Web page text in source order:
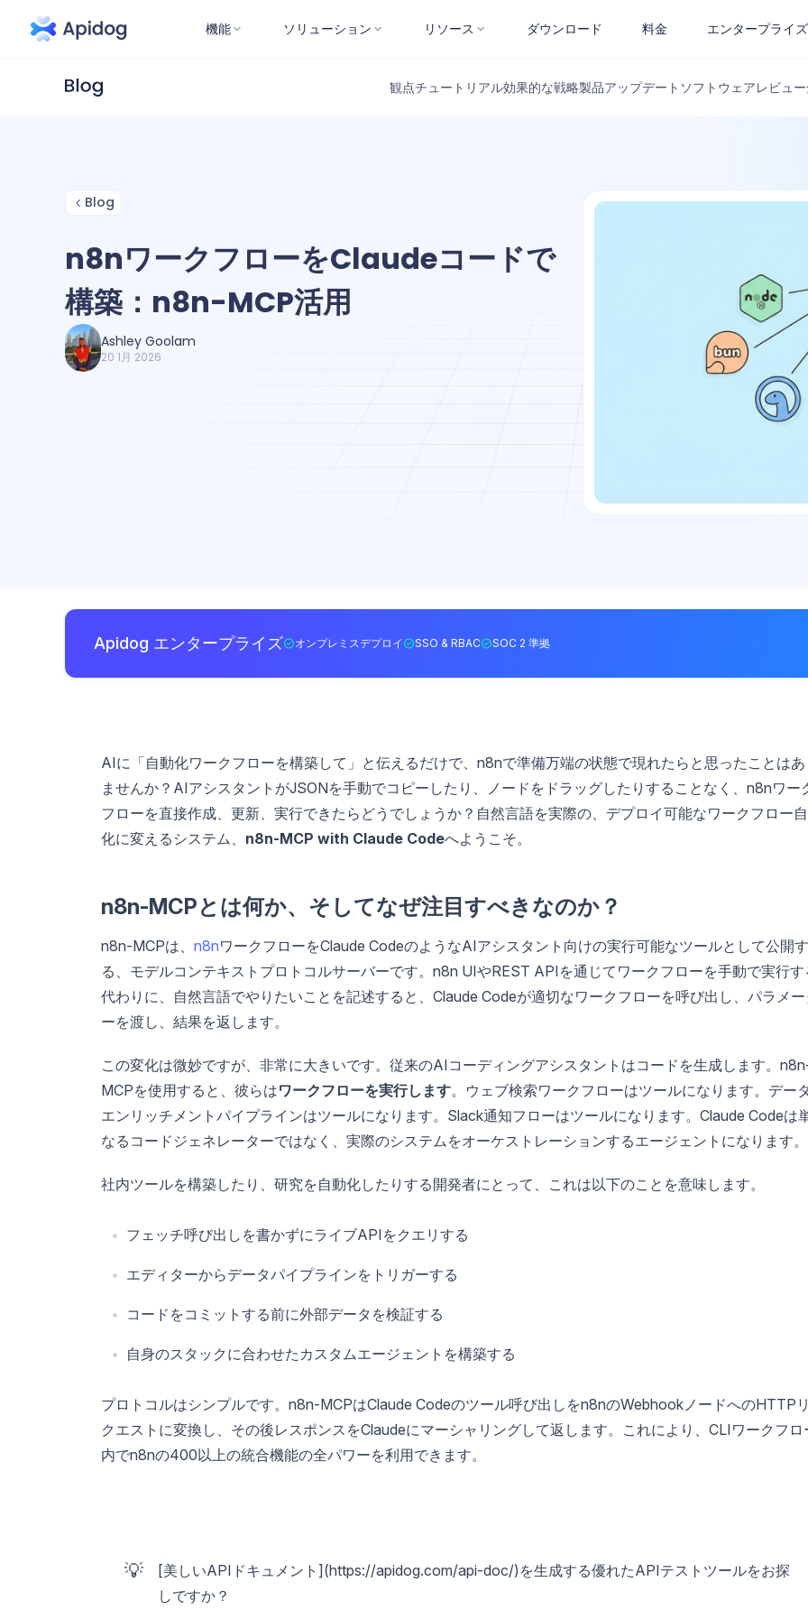
機能 ソリューション リソース ダウンロード 料金 エンタープライズ
観点チュートリアル効果的な戦略製品アップデート ソフトウェアレビュー
Blog
n8nワークフローをClaudeコードで
構築：n8n-MCP活用
Ashley Goolam
20 1月 2026
Apidog エンタープライズ オンプレミスデプロイ SSO & RBAC SOC 2 準拠
AIに「自動化ワークフローを構築して」と伝えるだけで、n8nで準備万端の状態で現れたらと思ったことは
ませんか？AIアシスタントがJSONを手動でコピーしたり、ノードをドラッグしたりすることなく、n8nワー
フローを直接作成、更新、実行できたらどうでしょうか？自然言語を実際の、デプロイ可能なワークフロー
化に変えるシステム、 n8n-MCP with Claude Codeへようこそ。
n8n-MCPとは何か、そしてなぜ注目すべきなのか？
n8n-MCPは、 n8nワークフローをClaude CodeのようなAIアシスタント向けの実行可能なツールとして公開す
る、モデルコンテキストプロトコルサーバーです。n8n UIやREST APIを通じてワークフローを手動で実行す
代わりに、自然言語でやりたいことを記述すると、Claude Codeが適切なワークフローを呼び出し、パラメ
ーを渡し、結果を返します。
この変化は微妙ですが、非常に大きいです。従来のAIコーディングアシスタントはコードを生成します。
MCPを使用すると、彼らはワークフローを実行します。ウェブ検索ワークフローはツールになります。デー
エンリッチメントパイプラインはツールになります。Slack通知フローはツールになります。Claude Codeは
なるコードジェネレーターではなく、実際のシステムをオーケストレーションするエージェントになります。
社内ツールを構築したり、研究を自動化したりする開発者にとって、これは以下のことを意味します。
フェッチ呼び出しを書かずにライブAPIをクエリする
エディターからデータパイプラインをトリガーする
コードをコミットする前に外部データを検証する
自身のスタックに合わせたカスタムエージェントを構築する
プロトコルはシンプルです。n8n-MCPはClaude Codeのツール呼び出しをn8nのWebhookノードへのHTTP
クエストに変換し、その後レスポンスをClaudeにマーシャリングして返します。これにより、CLIワークフロ
内でn8nの400以上の統合機能の全パワーを利用できます。
💡
[美しいAPIドキュメント](https://apidog.com/api-doc/)を生成する優れたAPIテストツールをお探
しですか？